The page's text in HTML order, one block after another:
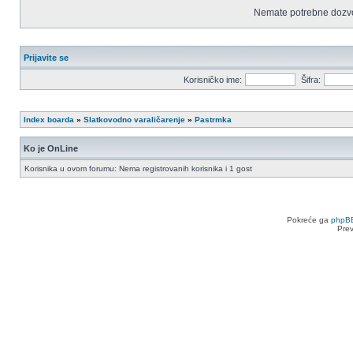
Nemate potrebne
Prijavite se
Korisničko ime: Šifra:
Index boarda » Slatkovodno varaličarenje » Pastrmka
Ko je OnLine
Korisnika u ovom forumu: Nema registrovanih korisnika i 1 gost
Pokreće ga